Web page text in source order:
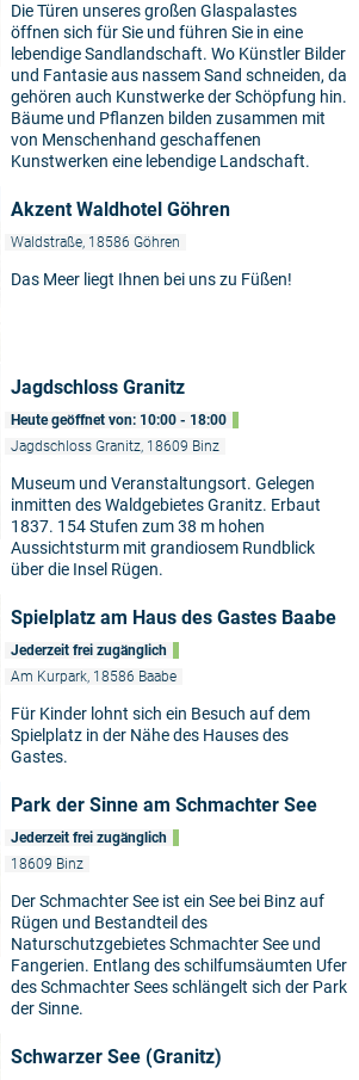
Die Türen unseres großen Glaspalastes
öffnen sich für Sie und führen Sie in eine
lebendige Sandlandschaft. Wo Künstler Bilder
und Fantasie aus nassem Sand schneiden, da
gehören auch Kunstwerke der Schöpfung hin.
Bäume und Pflanzen bilden zusammen mit
von Menschenhand geschaffenen
Kunstwerken eine lebendige Landschaft.
Akzent Waldhotel Göhren
Waldstraße, 18586 Göhren
Das Meer liegt Ihnen bei uns zu Füßen!
Jagdschloss Granitz
Heute geöffnet von: 10:00 - 18:00
Jagdschloss Granitz, 18609 Binz
Museum und Veranstaltungsort. Gelegen
inmitten des Waldgebietes Granitz. Erbaut
1837. 154 Stufen zum 38 m hohen
Aussichtsturm mit grandiosem Rundblick
über die Insel Rügen.
Spielplatz am Haus des Gastes Baabe
Jederzeit frei zugänglich
Am Kurpark, 18586 Baabe
Für Kinder lohnt sich ein Besuch auf dem
Spielplatz in der Nähe des Hauses des
Gastes.
Park der Sinne am Schmachter See
Jederzeit frei zugänglich
18609 Binz
Der Schmachter See ist ein See bei Binz auf
Rügen und Bestandteil des
Naturschutzgebietes Schmachter See und
Fangerien. Entlang des schilfumsäumten Ufer
des Schmachter Sees schlängelt sich der Park
der Sinne.
Schwarzer See (Granitz)